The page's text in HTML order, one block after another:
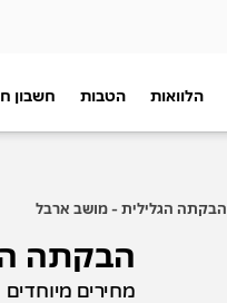
הלוואות הטבות חשבון
הבקתה הגלילית - מושב ארבל
הבקתה
מחירים מיוחדים